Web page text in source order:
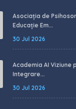
Asociația de
Educație Em...
30 Jul 2026
Academia AI Viziune
Integrare...
30 Jul 2026